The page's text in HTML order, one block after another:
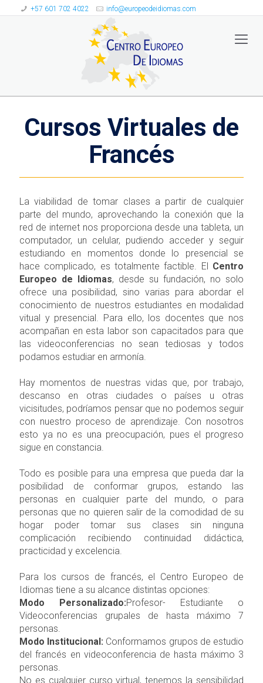
+57 601 702 4022 info@europeodeidiomas.com
Cursos Virtuales de
Francés
La viabilidad de tomar clases a partir de cualquier
parte del mundo, aprovechando la conexión que la
red de internet nos proporciona desde una tableta, un
computador, un celular, pudiendo acceder y seguir
estudiando en momentos donde lo presencial se
hace complicado, es totalmente factible. El Centro
Europeo de Idiomas, desde su fundación, no solo
ofrece una posibilidad, sino varias para abordar el
conocimiento de nuestros estudiantes en modalidad
vitual y presencial. Para ello, los docentes que nos
acompañan en esta labor son capacitados para que
las videoconferencias no sean tediosas y todos
podamos estudiar en armonía.
Hay momentos de nuestras vidas que, por trabajo,
descanso en otras ciudades o países u otras
vicisitudes, podríamos pensar que no podemos seguir
con nuestro proceso de aprendizaje. Con nosotros
esto ya no es una preocupación, pues el progreso
sigue en constancia.
Todo es posible para una empresa que pueda dar la
posibilidad de conformar grupos, estando las
personas en cualquier parte del mundo, o para
personas que no quieren salir de la comodidad de su
hogar poder tomar sus clases sin ninguna
complicación recibiendo continuidad didáctica,
practicidad y excelencia.
Para los cursos de francés, el Centro Europeo de
Idiomas tiene a su alcance distintas opciones:
Modo Personalizado:Profesor- Estudiante o
Videoconferencias grupales de hasta máximo 7
personas.
Modo Institucional: Conformamos grupos de estudio
del francés en videoconferencia de hasta máximo 3
personas.
No es cualquier curso virtual, tenemos la sensibilidad